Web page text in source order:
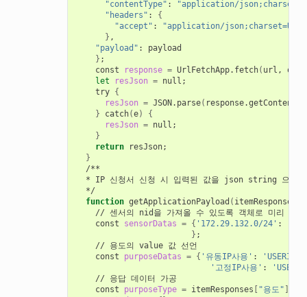
"contentType" :
"application/
"headers" : {
"accept" :
"application/
} ,
"payload" : payload
} ;
    const
response = UrlFetchApp.fetch( url,
let
resJson = null ;
    try
{
resJson = JSON.parse(
} catch(e)
{
resJson = null ;
}
return resJson;
}
  /**
* IP 신청서 신청 시 입력된 값을 json string 으로
  */
function getApplicationPayload ( itemResponses
    // 센서의 nid을 가져올 수 있도록 객체로 미리 선언
    const
sensorDatas = { '172.29.132.0/24' :
} ;
    // 용도의 value 값 선언
    const
purposeDatas = { '유동IP사용' :
'고정IP사용' :
    // 응답 데이터 가공
    const
purposeType = itemResponses "용도"